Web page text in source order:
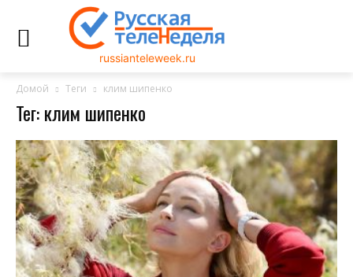
russianteleweek.ru
Домой Теги клим шипенко
Тег: клим шипенко